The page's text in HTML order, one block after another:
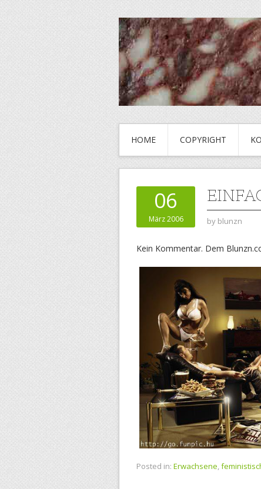
HOME COPYRIGHT
06
März 2006 by blunzn
Kein Kommentar. Dem
Posted in: Erwachsene,